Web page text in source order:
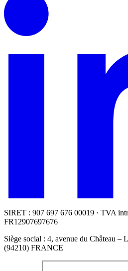
SIRET : 907 697 676 00019 · TVA
FR12907697676
Siège social : 4, avenue du Château –
(94210) FRANCE